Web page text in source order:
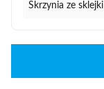
Skrzynia ze